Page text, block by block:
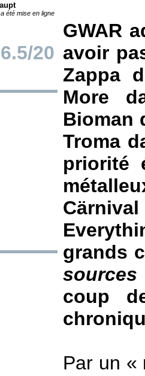
été mise en ligne
6.5/20
GWAR
avoir
Zappa
More
Bioman
Troma
priorité
grands
sources
coup
Par un «